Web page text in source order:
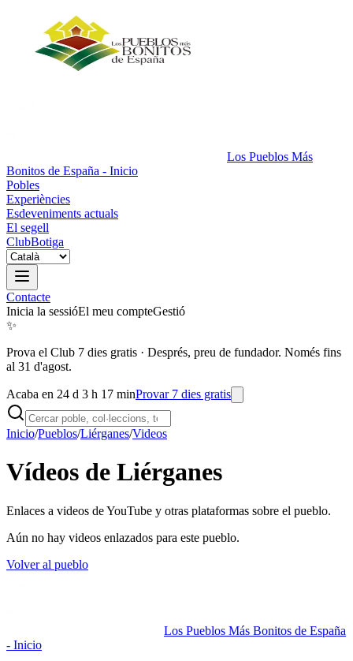
Los Pueblos Más
Bonitos de España - Inicio
Pobles
Experiències
Esdeveniments actuals
El segell
ClubBotiga
Contacte
Inicia la sessióEl meu compteGestió
✨
Prova el Club 7 dies gratis · Després, preu de fundador. Només fins
al 31 d'agost.
Acaba en 24 d 3 h 17 minProvar 7 dies gratis
Inicio/Pueblos/Liérganes/Videos
Vídeos de Liérganes
Enlaces a videos de YouTube y otras plataformas sobre el pueblo.
Aún no hay videos enlazados para este pueblo.
Volver al pueblo
Los Pueblos Más Bonitos de España
- Inicio